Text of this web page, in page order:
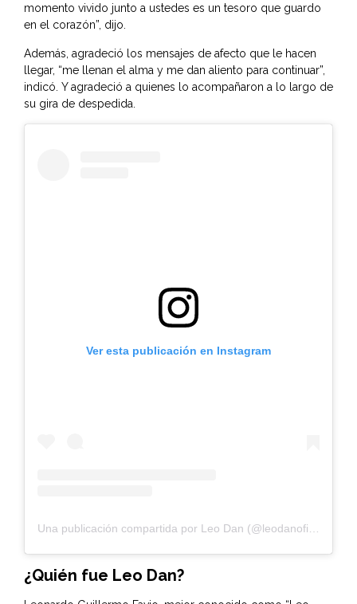
momento vivido junto a ustedes es un tesoro que guardo
en el corazón”, dijo.
Además, agradeció los mensajes de afecto que le hacen
llegar, “me llenan el alma y me dan aliento para continuar”,
indicó. Y agradeció a quienes lo acompañaron a lo largo de
su gira de despedida.
Ver esta publicación en Instagram
Una publicación compartida por Leo Dan (@leodanoficial)
¿Quién fue Leo Dan?